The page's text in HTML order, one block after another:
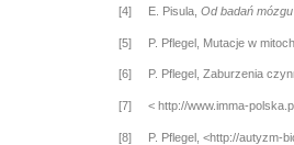
[4] E. Pisula, Od badań
[5] P. Pflegel, Mutacje w
[6] P. Pflegel, Zaburzenia
[7] < http://www.imma-
[8] P. Pflegel, <http://autyzm-